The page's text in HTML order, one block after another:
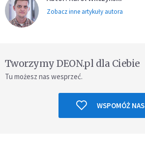
Zobacz inne artykuły autora
Tworzymy DEON.pl dla Ciebie
Tu możesz nas wesprzeć.
WSPOMÓŻ NAS